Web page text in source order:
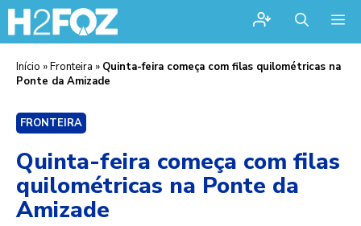
Início »Fronteira » Quinta-feira começa com filas quilométricas na
Ponte da Amizade
FRONTEIRA
Quinta-feira começa com filas
quilométricas na Ponte da
Amizade